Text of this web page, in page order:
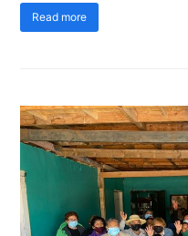
Read more